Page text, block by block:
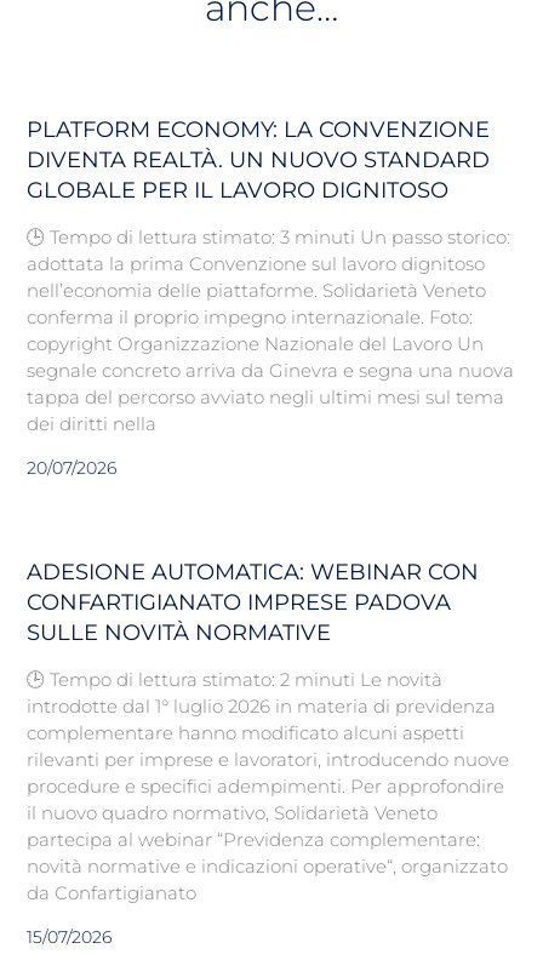
PLATFORM ECONOMY: LA CONVENZIONE
DIVENTA REALTÀ. UN NUOVO STANDARD
GLOBALE PER IL LAVORO DIGNITOSO
🕒 Tempo di lettura stimato: 3 minuti Un passo storico:
adottata la prima Convenzione sul lavoro dignitoso
nell’economia delle piattaforme. Solidarietà Veneto
conferma il proprio impegno internazionale. Foto:
copyright Organizzazione Nazionale del Lavoro Un
segnale concreto arriva da Ginevra e segna una nuova
tappa del percorso avviato negli ultimi mesi sul tema
dei diritti nella
20/07/2026
ADESIONE AUTOMATICA: WEBINAR CON
CONFARTIGIANATO IMPRESE PADOVA
SULLE NOVITÀ NORMATIVE
🕒 Tempo di lettura stimato: 2 minuti Le novità
introdotte dal 1° luglio 2026 in materia di previdenza
complementare hanno modificato alcuni aspetti
rilevanti per imprese e lavoratori, introducendo nuove
procedure e specifici adempimenti. Per approfondire
il nuovo quadro normativo, Solidarietà Veneto
partecipa al webinar “Previdenza complementare:
novità normative e indicazioni operative“, organizzato
da Confartigianato
15/07/2026